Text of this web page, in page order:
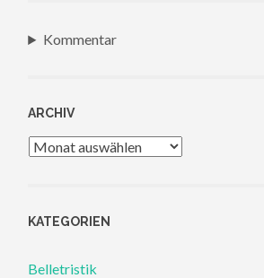
Kommentar
ARCHIV
Archiv
KATEGORIEN
Belletristik